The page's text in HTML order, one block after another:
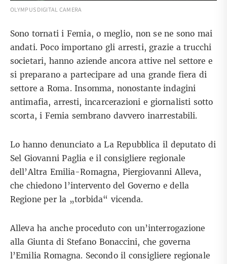
OLYMPUS DIGITAL CAMERA
Sono tornati i Femia, o meglio, non se ne sono mai
andati. Poco importano gli arresti, grazie a trucchi
societari, hanno aziende ancora attive nel settore e
si preparano a partecipare ad una grande fiera di
settore a Roma. Insomma, nonostante indagini
antimafia, arresti, incarcerazioni e giornalisti sotto
scorta, i Femia sembrano davvero inarrestabili.
Lo hanno denunciato aLa Repubblica il deputato di
Sel Giovanni Paglia e il consigliere regionale
dell’Altra Emilia-Romagna, Piergiovanni Alleva,
che chiedono l’intervento del Governo e della
Regione per la „torbida“ vicenda.
Alleva ha anche proceduto con un’interrogazione
alla Giunta di Stefano Bonaccini, che governa
l’Emilia Romagna. Secondo il consigliere regionale